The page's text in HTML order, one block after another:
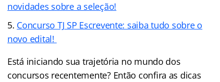
novidades sobre a seleção!
Concurso TJ SP Escrevente: saiba tudo sobre o
novo edital!
Está iniciando sua trajetória no mundo dos
concursos recentemente? Então confira as dicas